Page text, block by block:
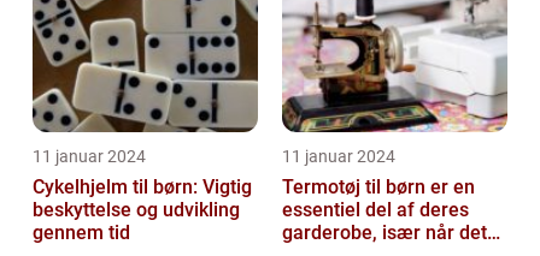
11 januar 2024
Cykelhjelm til børn: Vigtig
beskyttelse og udvikling
gennem tid
11 januar 2024
Termotøj til børn er en
essentiel del af deres
garderobe, især når det